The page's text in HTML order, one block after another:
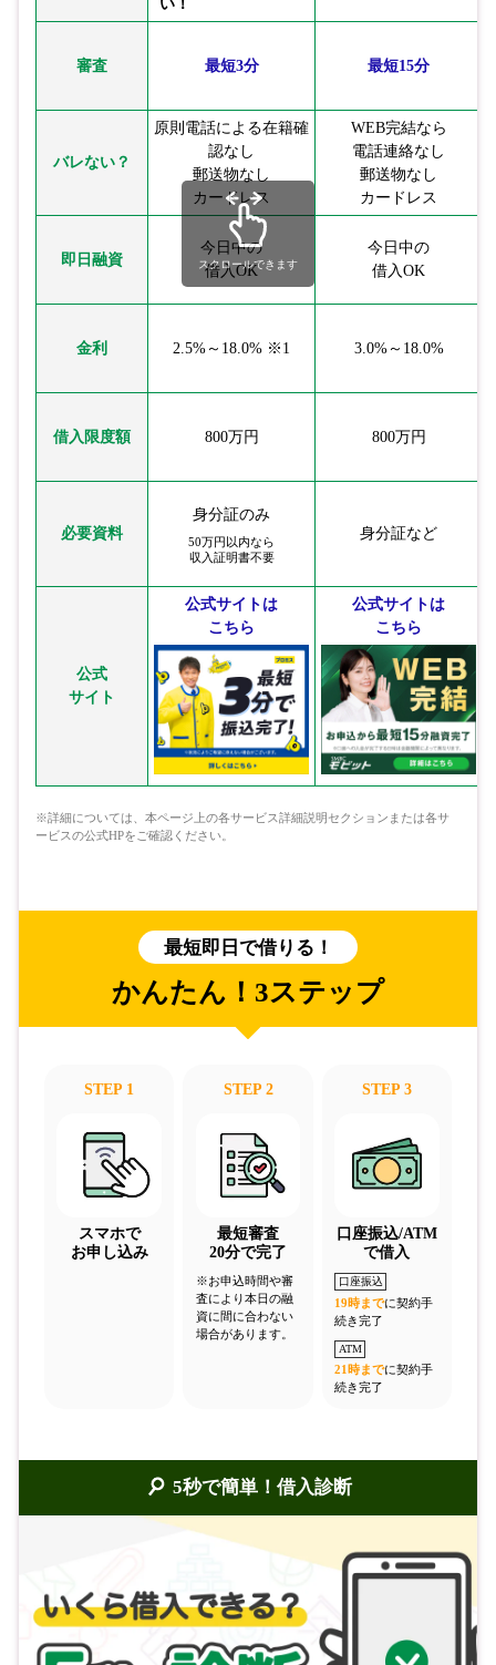
い！
審査 最短3分 最短15分
バレない？
原則電話による在籍確
認なし
郵送物なし
カードレス
WEB完結なら
電話連絡なし
郵送物なし
カードレス
即日融資
今日中の
借入OK
今日中の
借入OK
金利 2.5%～18.0% ※1 3.0%～18.0%
借入限度額 800万円 800万円
必要資料
身分証のみ
50万円以内なら
収入証明書不要
身分証など
公式
サイト
公式サイトは
こちら
公式サイトは
こちら
※詳細については、本ページ上の各サービス詳細説明セクションまたは各サ
ービスの公式HPをご確認ください。
スクロールできます
最短即日で借りる！
かんたん！3ステップ
STEP 1
スマホで
お申し込み
STEP 2
最短審査
20分で完了
※お申込時間や審
査により本日の融
資に間に合わない
場合があります。
STEP 3
口座振込/ATM
で借入
口座振込
19時までに契約手
続き完了
ATM
21時までに契約手
続き完了
5秒で簡単！借入診断